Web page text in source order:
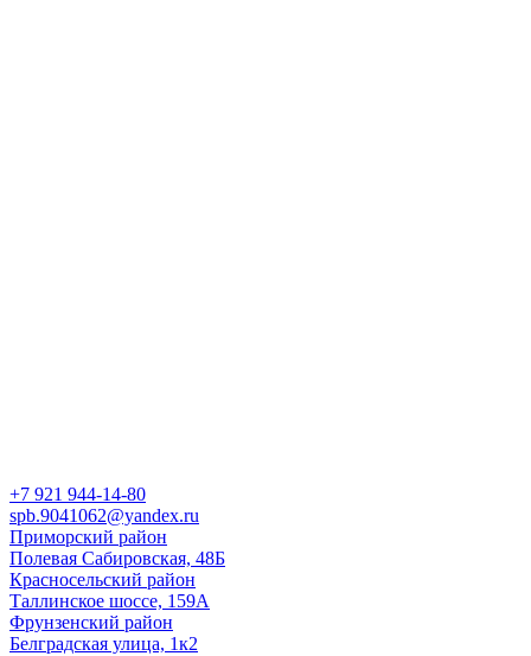
+7 921 944-14-80
spb.9041062@yandex.ru
Приморский район
Полевая Сабировская, 48Б
Красносельский район
Таллинское шоссе, 159А
Фрунзенский район
Белградская улица, 1к2